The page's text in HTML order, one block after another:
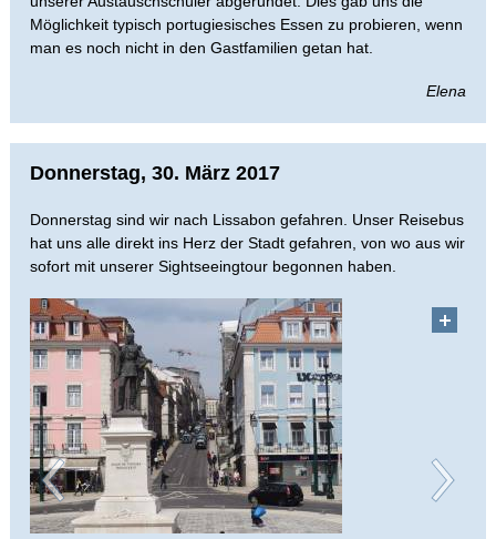
Möglichkeit typisch portugiesisches Essen zu probieren, wenn
man es noch nicht in den Gastfamilien getan hat.
Elena
Donnerstag, 30. März 2017
Donnerstag sind wir nach Lissabon gefahren. Unser Reisebus
hat uns alle direkt ins Herz der Stadt gefahren, von wo aus wir
sofort mit unserer Sightseeingtour begonnen haben.